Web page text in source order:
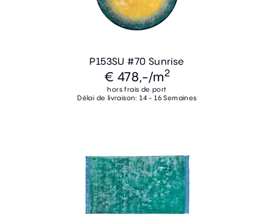
P153SU #70 Sunrise
€ 478,-/m2
hors frais de port
Délai de livraison: 14 - 16 Semaines